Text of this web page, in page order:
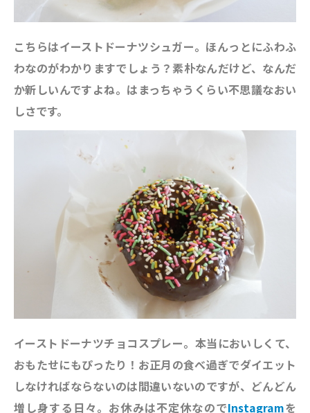
こちらはイーストドーナツシュガー。ほんっとにふわふ
わなのがわかりますでしょう？素朴なんだけど、なんだ
か新しいんですよね。はまっちゃうくらい不思議なおい
しさです。
イーストドーナツチョコスプレー。本当においしくて、
おもたせにもぴったり！お正月の食べ過ぎでダイエット
しなければならないのは間違いないのですが、どんどん
増し身する日々。 お休みは不定休なのでInstagramを